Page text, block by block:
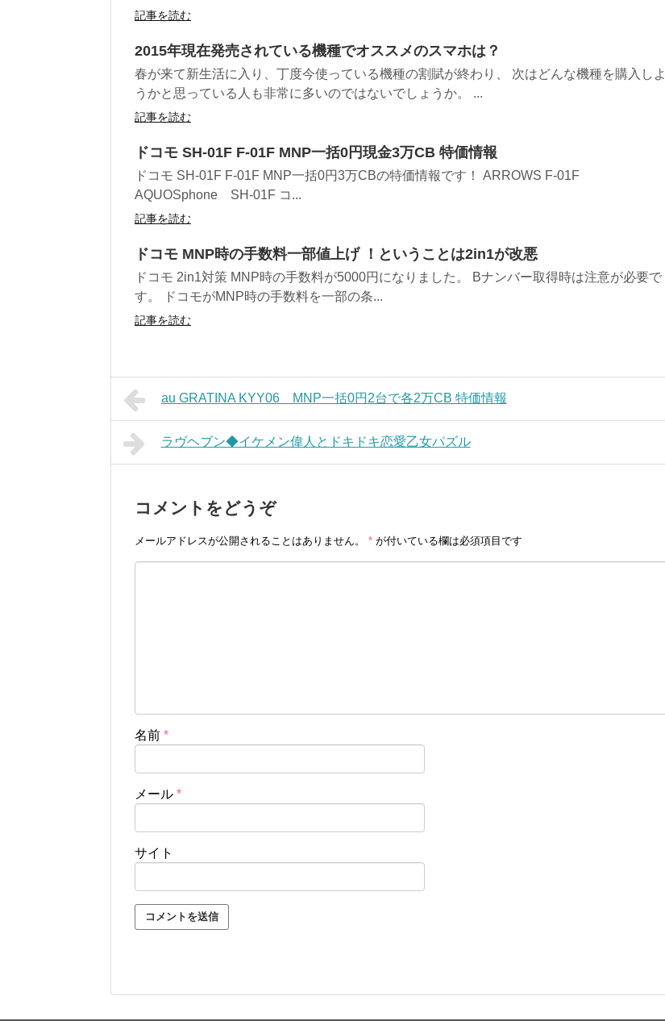
記事を読む
2015年現在発売されている機種でオススメのスマホは？
春が来て新生活に入り、丁度今使っている機種の割賦が終わり、 次はどんな機種を購入しよ
うかと思っている人も非常に多いのではないでしょうか。 ...
記事を読む
ドコモ SH-01F F-01F MNP一括0円現金3万CB 特価情報
ドコモ SH-01F F-01F MNP一括0円3万CBの特価情報です！ ARROWS F-01F
AQUOSphone SH-01F コ...
記事を読む
ドコモ MNP時の手数料一部値上げ ！ということは2in1が改悪
ドコモ 2in1対策 MNP時の手数料が5000円になりました。 Bナンバー取得時は注意が必要で
す。 ドコモがMNP時の手数料を一部の条...
記事を読む
au GRATINA KYY06 MNP一括0円2台で各2万CB 特価情報
ラヴヘブン◆イケメン偉人とドキドキ恋愛乙女パズル
コメントをどうぞ
メールアドレスが公開されることはありません。 * が付いている欄は必須項目です
名前 *
メール *
サイト